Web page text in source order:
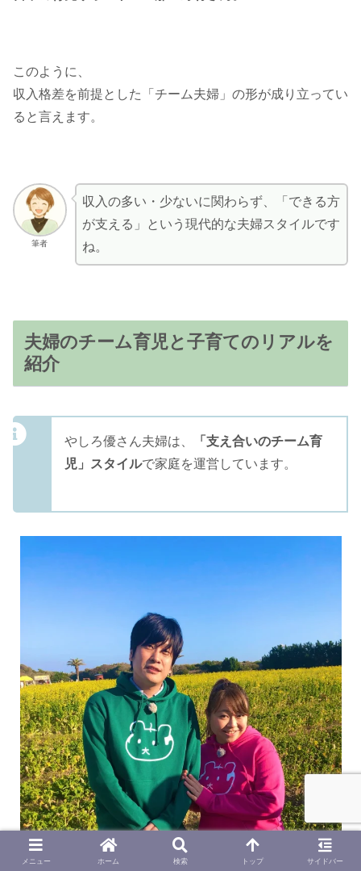
このように、
収入格差を前提とした「チーム夫婦」の形が成り立ってい
ると言えます。
筆者
収入の多い・少ないに関わらず、「できる方
が支える」という現代的な夫婦スタイルです
ね。
夫婦のチーム育児と子育てのリアルを
紹介
やしろ優さん夫婦は、
「支え合いのチーム育
児」スタイルで家庭を運営しています。
メニュー ホーム 検索 トップ サイドバー